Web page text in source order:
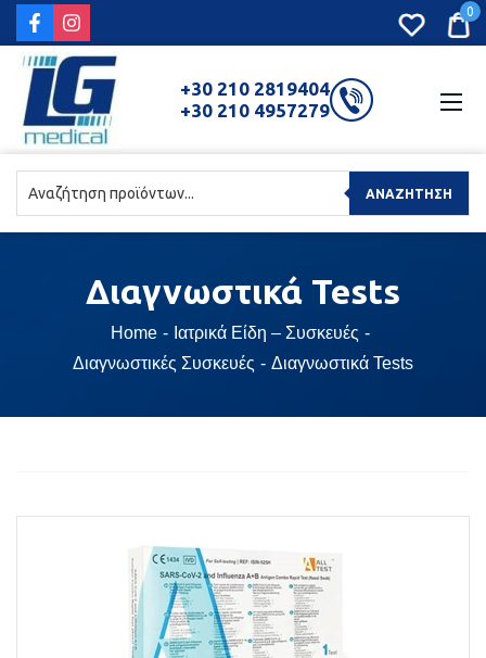
0
+30 210 2819404
+30 210 4957279
ΑΝΑΖΉΤΗΣΗ
Διαγνωστικά Tests
Home
Ιατρικά Είδη – Συσκευές
Διαγνωστικές Συσκευές
Διαγνωστικά Tests